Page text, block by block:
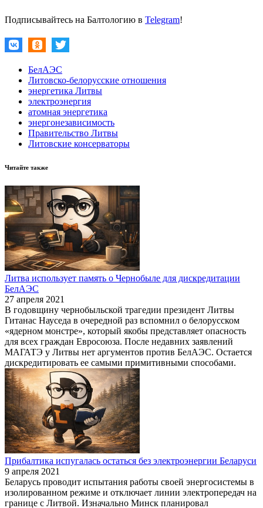
Подписывайтесь на Балтологию в Telegram!
БелАЭС
Литовско-белорусские отношения
энергетика Литвы
электроэнергия
атомная энергетика
энергонезависимость
Правительство Литвы
Литовские консерваторы
Читайте также
Литва использует память о Чернобыле для дискредитации
БелАЭС
27 апреля 2021
В годовщину чернобыльской трагедии президент Литвы
Гитанас Науседа в очередной раз вспомнил о белорусском
«ядерном монстре», который якобы представляет опасность
для всех граждан Евросоюза. После недавних заявлений
МАГАТЭ у Литвы нет аргументов против БелАЭС. Остается
дискредитировать ее самыми примитивными способами.
Прибалтика испугалась остаться без электроэнергии Беларуси
9 апреля 2021
Беларусь проводит испытания работы своей энергосистемы в
изолированном режиме и отключает линии электропередач на
границе с Литвой. Изначально Минск планировал